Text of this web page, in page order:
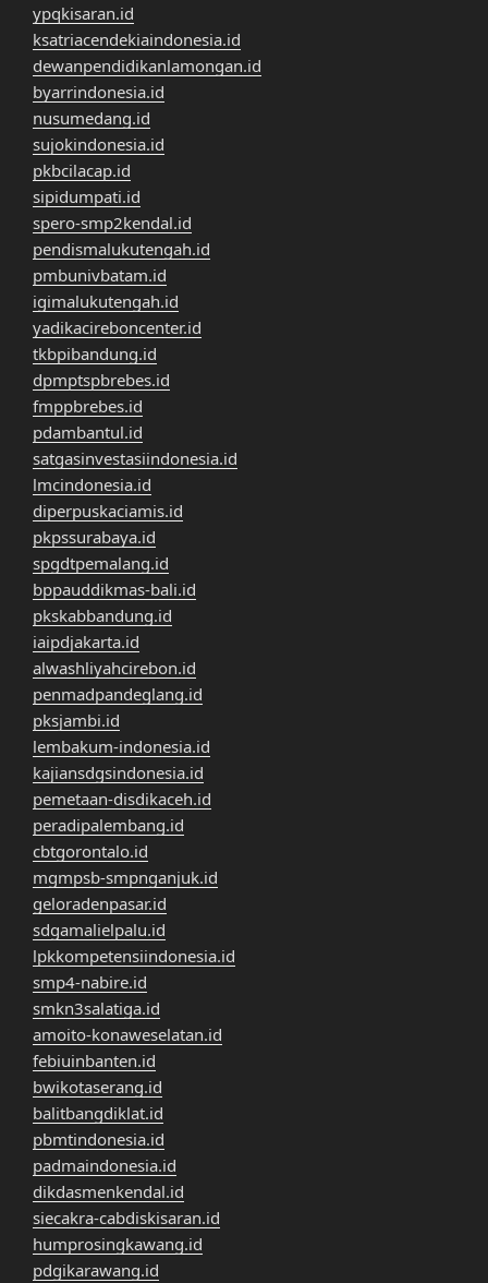
ypqkisaran.id
ksatriacendekiaindonesia.id
dewanpendidikanlamongan.id
byarrindonesia.id
nusumedang.id
sujokindonesia.id
pkbcilacap.id
sipidumpati.id
spero-smp2kendal.id
pendismalukutengah.id
pmbunivbatam.id
igimalukutengah.id
yadikacireboncenter.id
tkbpibandung.id
dpmptspbrebes.id
fmppbrebes.id
pdambantul.id
satgasinvestasiindonesia.id
lmcindonesia.id
diperpuskaciamis.id
pkpssurabaya.id
spgdtpemalang.id
bppauddikmas-bali.id
pkskabbandung.id
iaipdjakarta.id
alwashliyahcirebon.id
penmadpandeglang.id
pksjambi.id
lembakum-indonesia.id
kajiansdgsindonesia.id
pemetaan-disdikaceh.id
peradipalembang.id
cbtgorontalo.id
mgmpsb-smpnganjuk.id
geloradenpasar.id
sdgamalielpalu.id
lpkkompetensiindonesia.id
smp4-nabire.id
smkn3salatiga.id
amoito-konaweselatan.id
febiuinbanten.id
bwikotaserang.id
balitbangdiklat.id
pbmtindonesia.id
padmaindonesia.id
dikdasmenkendal.id
siecakra-cabdiskisaran.id
humprosingkawang.id
pdgikarawang.id